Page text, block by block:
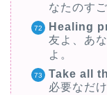
なたのす
Healing
友よ、あ
よ。
Take all
必要なだ